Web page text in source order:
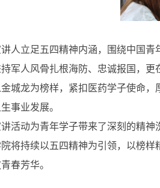
讲人立足五四精神内涵，围绕中国
军人风骨扎根海防、忠诚报国，
城龙为榜样，紧扣医药学子使命
事业发展。
讲活动为青年学子带来了深刻的精
将持续以五四精神为引领，以榜
春芳华。